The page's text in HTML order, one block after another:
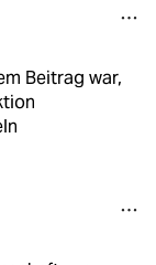
Beitrag war,